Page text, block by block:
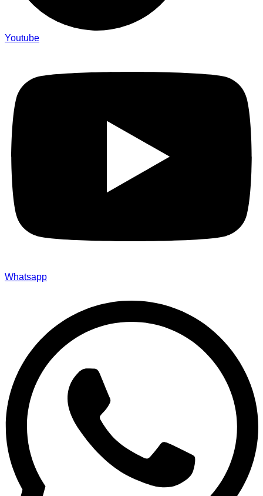
Youtube
Whatsapp